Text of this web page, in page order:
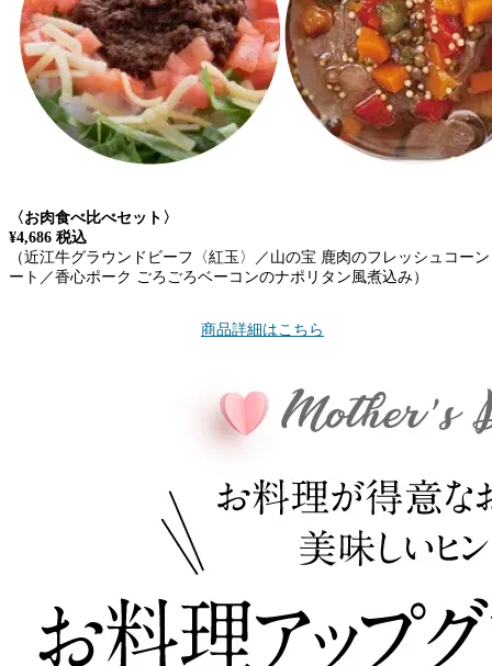
〈お肉食べ比べセット〉
¥4,686 税込
（近江牛グラウンドビーフ〈紅玉〉／山の宝 鹿肉のフレッシュコー
ート／香心ポーク ごろごろベーコンのナポリタン風煮込み）
商品詳細はこちら